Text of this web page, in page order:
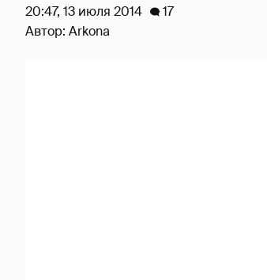
20:47, 13 июля 2014
17
Автор: Arkona